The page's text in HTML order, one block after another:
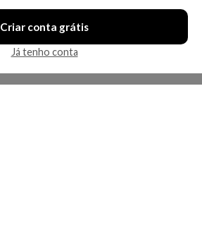
Criar conta grátis
Já tenho conta